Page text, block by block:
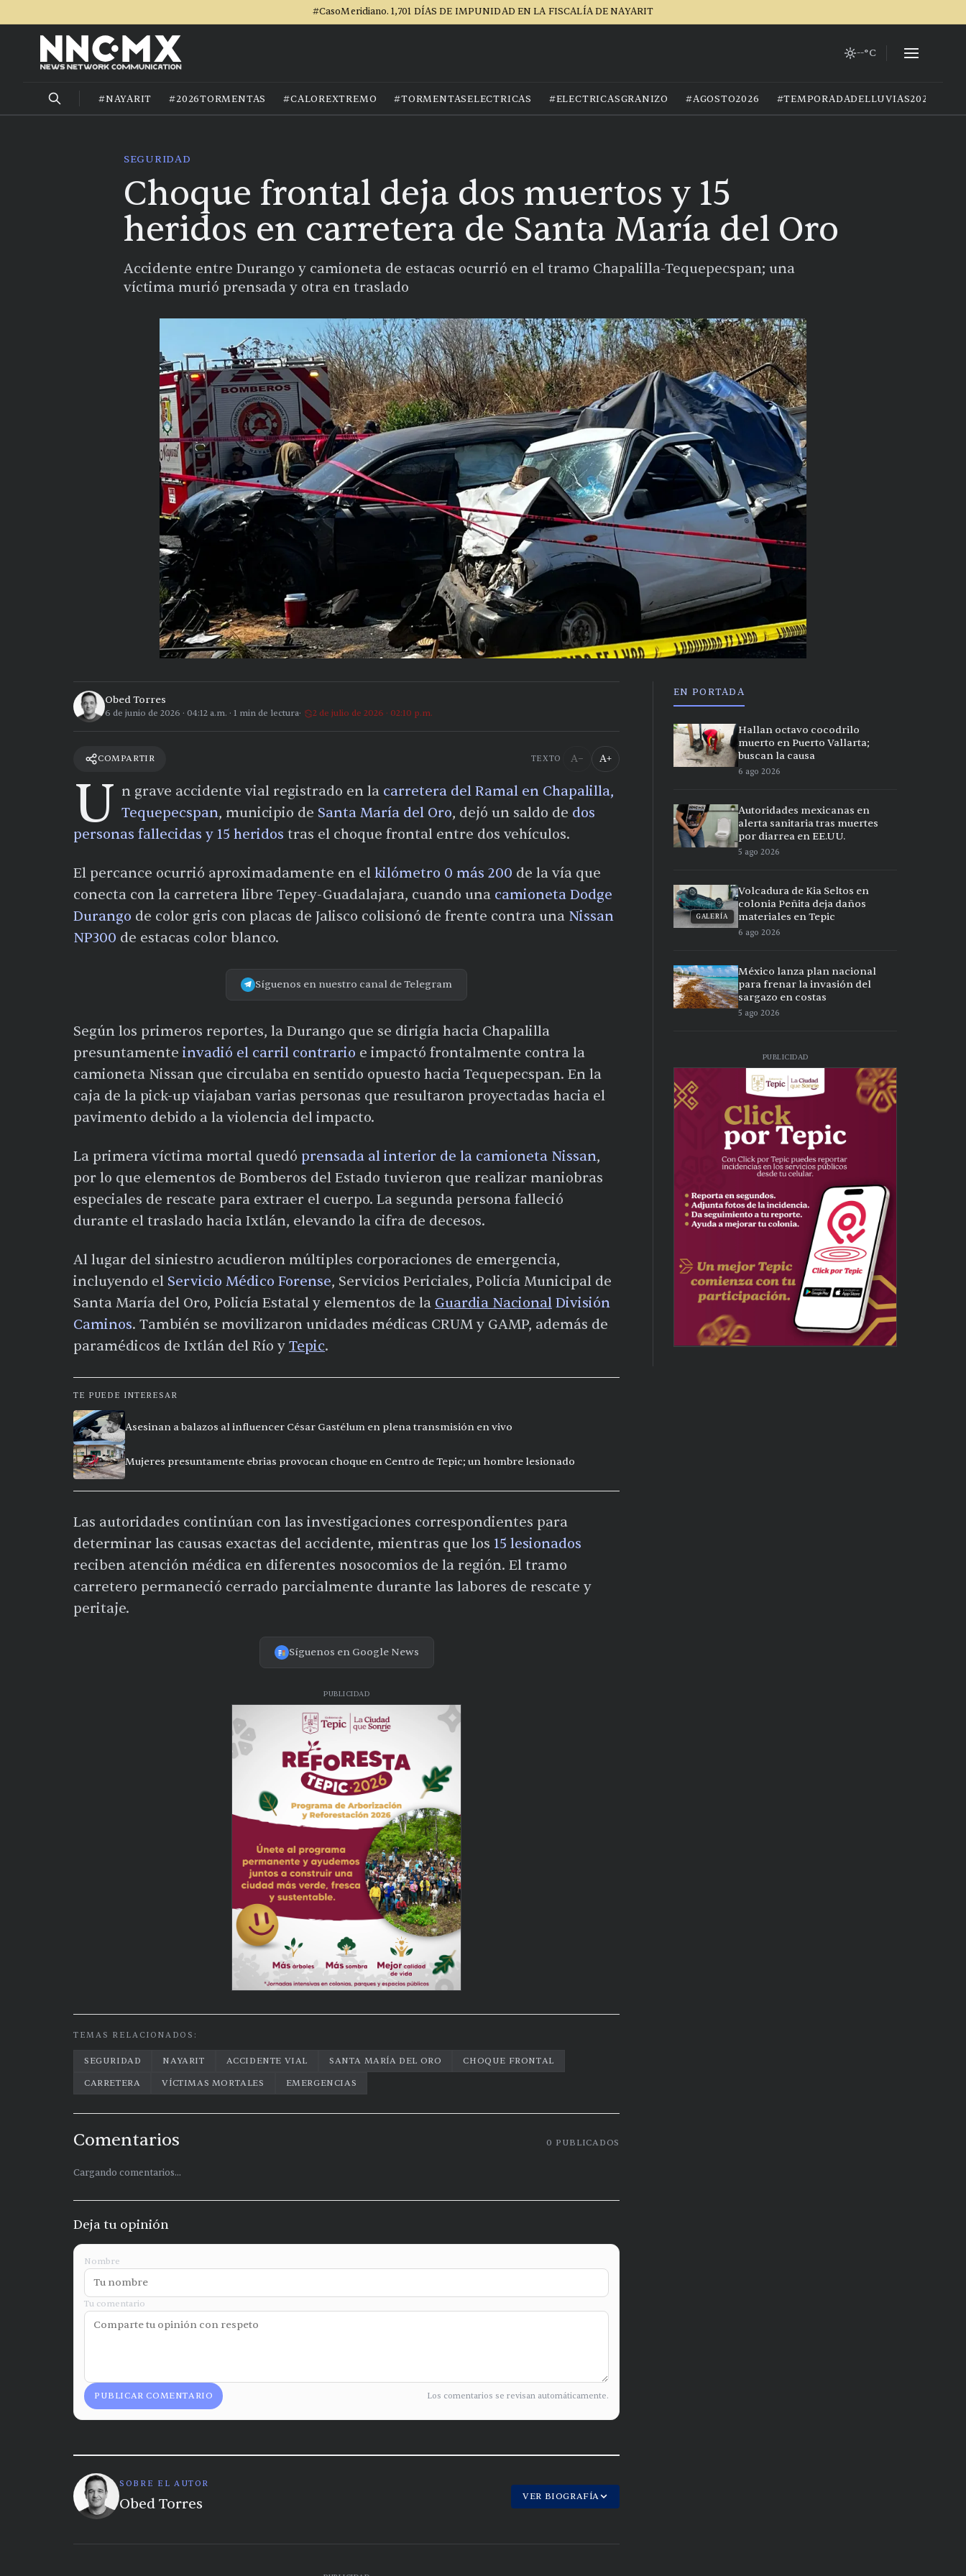
#CasoMeridiano. 1,701 DÍAS DE IMPUNIDAD EN LA FISCALÍA DE NAYARIT
--°C
#NAYARIT #2026TORMENTAS #CALOREXTREMO #TORMENTASELECTRICAS #ELECTRICASGRANIZO #AGOSTO2026 #TEMPORADADELLUVIAS2026
SEGURIDAD
Choque frontal deja dos muertos y 15
heridos en carretera de Santa María del Oro
Accidente entre Durango y camioneta de estacas ocurrió en el tramo Chapalilla-Tequepecspan; una
víctima murió prensada y otra en traslado
Obed Torres
6 de junio de 2026 · 04:12 a.m. · 1 min de lectura 2 de julio de 2026 · 02:10 p.m.
COMPARTIR TEXTO A− A+
U n grave accidente vial registrado en la carretera del Ramal en Chapalilla,
Tequepecspan, municipio de Santa María del Oro, dejó un saldo de dos
personas fallecidas y 15 heridos tras el choque frontal entre dos vehículos.
El percance ocurrió aproximadamente en el kilómetro 0 más 200 de la vía que
conecta con la carretera libre Tepey-Guadalajara, cuando una camioneta Dodge
Durango de color gris con placas de Jalisco colisionó de frente contra una Nissan
NP300 de estacas color blanco.
Síguenos en nuestro canal de Telegram
Según los primeros reportes, la Durango que se dirigía hacia Chapalilla
presuntamente invadió el carril contrario e impactó frontalmente contra la
camioneta Nissan que circulaba en sentido opuesto hacia Tequepecspan. En la
caja de la pick-up viajaban varias personas que resultaron proyectadas hacia el
pavimento debido a la violencia del impacto.
La primera víctima mortal quedó prensada al interior de la camioneta Nissan,
por lo que elementos de Bomberos del Estado tuvieron que realizar maniobras
especiales de rescate para extraer el cuerpo. La segunda persona falleció
durante el traslado hacia Ixtlán, elevando la cifra de decesos.
Al lugar del siniestro acudieron múltiples corporaciones de emergencia,
incluyendo el Servicio Médico Forense, Servicios Periciales, Policía Municipal de
Santa María del Oro, Policía Estatal y elementos de la Guardia Nacional División
Caminos. También se movilizaron unidades médicas CRUM y GAMP, además de
paramédicos de Ixtlán del Río y Tepic.
TE PUEDE INTERESAR
Asesinan a balazos al influencer César Gastélum en plena transmisión en vivo
Mujeres presuntamente ebrias provocan choque en Centro de Tepic; un hombre lesionado
Las autoridades continúan con las investigaciones correspondientes para
determinar las causas exactas del accidente, mientras que los 15 lesionados
reciben atención médica en diferentes nosocomios de la región. El tramo
carretero permaneció cerrado parcialmente durante las labores de rescate y
peritaje.
Síguenos en Google News
PUBLICIDAD
TEMAS RELACIONADOS:
SEGURIDAD NAYARIT ACCIDENTE VIAL SANTA MARÍA DEL ORO
CHOQUE FRONTAL
CARRETERA
VÍCTIMAS MORTALES EMERGENCIAS
Comentarios 0 PUBLICADOS
Cargando comentarios...
Deja tu opinión
Nombre
Tu comentario
PUBLICAR COMENTARIO Los comentarios se revisan automáticamente.
SOBRE EL AUTOR
Obed Torres VER BIOGRAFÍA
EN PORTADA
Hallan octavo cocodrilo
muerto en Puerto Vallarta;
buscan la causa
6 ago 2026
Autoridades mexicanas en
alerta sanitaria tras muertes
por diarrea en EE.UU.
5 ago 2026
GALERÍA
Volcadura de Kia Seltos en
colonia Peñita deja daños
materiales en Tepic
6 ago 2026
México lanza plan nacional
para frenar la invasión del
sargazo en costas
5 ago 2026
PUBLICIDAD